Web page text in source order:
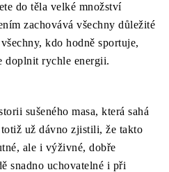
do těla velké množství
zachovává všechny důležité
kdo hodně sportuje,
doplnit rychle energii.
sušeného masa, která sahá
už dávno zjistili, že takto
ale i výživné, dobře
snadno uchovatelné i při